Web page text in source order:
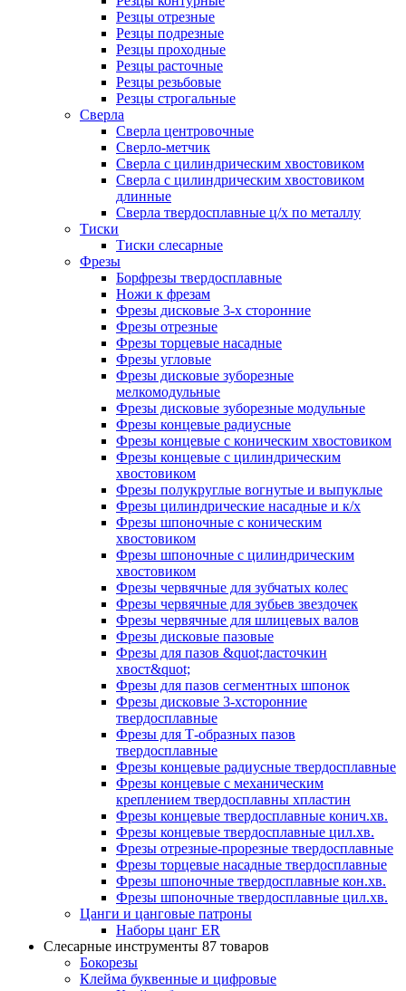
Резцы отрезные
Резцы подрезные
Резцы проходные
Резцы расточные
Резцы резьбовые
Резцы строгальные
Сверла
Сверла центровочные
Сверло-метчик
Сверла с цилиндрическим хвостовиком
Сверла с цилиндрическим хвостовиком
длинные
Сверла твердосплавные ц/х по металлу
Тиски
Тиски слесарные
Фрезы
Борфрезы твердосплавные
Ножи к фрезам
Фрезы дисковые 3-х сторонние
Фрезы отрезные
Фрезы торцевые насадные
Фрезы угловые
Фрезы дисковые зуборезные
мелкомодульные
Фрезы дисковые зуборезные модульные
Фрезы концевые радиусные
Фрезы концевые с коническим хвостовиком
Фрезы концевые с цилиндрическим
хвостовиком
Фрезы полукруглые вогнутые и выпуклые
Фрезы цилиндрические насадные и к/х
Фрезы шпоночные с коническим
хвостовиком
Фрезы шпоночные с цилиндрическим
хвостовиком
Фрезы червячные для зубчатых колес
Фрезы червячные для зубьев звездочек
Фрезы червячные для шлицевых валов
Фрезы дисковые пазовые
Фрезы для пазов &quot;ласточкин
хвост&quot;
Фрезы для пазов сегментных шпонок
Фрезы дисковые 3-хсторонние
твердосплавные
Фрезы для Т-образных пазов
твердосплавные
Фрезы концевые радиусные твердосплавные
Фрезы концевые с механическим
креплением твердосплавны хпластин
Фрезы концевые твердосплавные конич.хв.
Фрезы концевые твердосплавные цил.хв.
Фрезы отрезные-прорезные твердосплавные
Фрезы торцевые насадные твердосплавные
Фрезы шпоночные твердосплавные кон.хв.
Фрезы шпоночные твердосплавные цил.хв.
Цанги и цанговые патроны
Наборы цанг ER
Слесарные инструменты 87 товаров
Бокорезы
Клейма буквенные и цифровые